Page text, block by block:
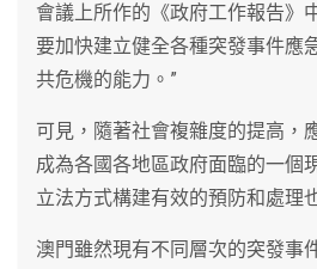
會議上所作的《政府工作報告》
要加快建立健全各種突發事件應
共危機的能力。”
可見，隨著社會複雜度的提高，
成為各國各地區政府面臨的一個
立法方式構建有效的預防和處理
澳門雖然現有不同層次的突發事